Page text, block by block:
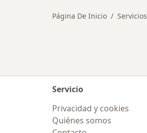
Página De Inicio Servicios
Servicio
Privacidad y cookies
Quiénes somos